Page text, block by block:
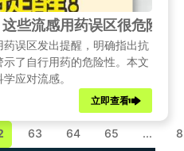
些流感用药误区很危险！
误区发出提醒，明确指出抗
了自行用药的危险性。本文
应对流感。
立即查看
63 64 65 ...